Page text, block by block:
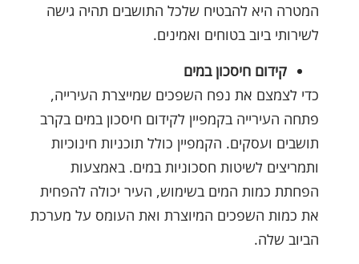
המטרה היא להבטיח שלכל התושבים תהיה גישה
לשירותי ביוב בטוחים ואמינים.
קידום חיסכון במים
כדי לצמצם את נפח השפכים שמייצרת העירייה,
פתחה העירייה בקמפיין לקידום חיסכון במים בקרב
תושבים ועסקים. הקמפיין כולל תוכניות חינוכיות
ותמריצים לשיטות חסכוניות במים. באמצעות
הפחתת כמות המים בשימוש, העיר יכולה להפחית
את כמות השפכים המיוצרת ואת העומס על מערכת
הביוב שלה.